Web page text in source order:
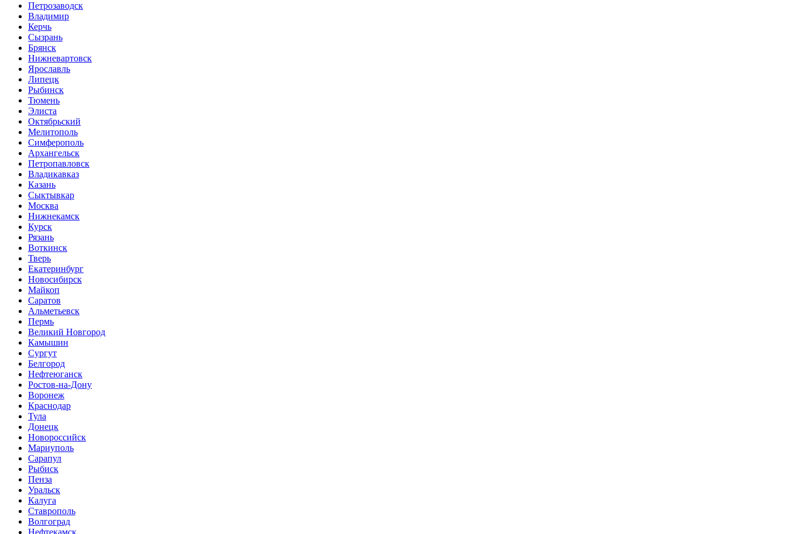
Петрозаводск
Владимир
Керчь
Сызрань
Брянск
Нижневартовск
Ярославль
Липецк
Рыбинск
Тюмень
Элиста
Октябрьский
Мелитополь
Симферополь
Архангельск
Петропавловск
Владикавказ
Казань
Сыктывкар
Москва
Нижнекамск
Курск
Рязань
Воткинск
Тверь
Екатеринбург
Новосибирск
Майкоп
Саратов
Альметьевск
Пермь
Великий Новгород
Камышин
Сургут
Белгород
Нефтеюганск
Ростов-на-Дону
Воронеж
Краснодар
Тула
Донецк
Новороссийск
Мариуполь
Сарапул
Рыбиск
Пенза
Уральск
Калуга
Ставрополь
Волгоград
Нефтекамск